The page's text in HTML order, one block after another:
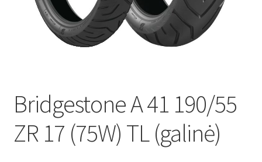
Bridgestone A 41 190/55
ZR 17 (75W) TL (galinė)